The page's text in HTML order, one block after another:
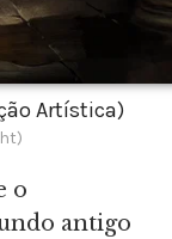
Artística)
o
antigo